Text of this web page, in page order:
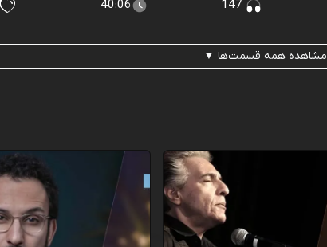
40:06
مشاهده همه قسمت‌ها ▼